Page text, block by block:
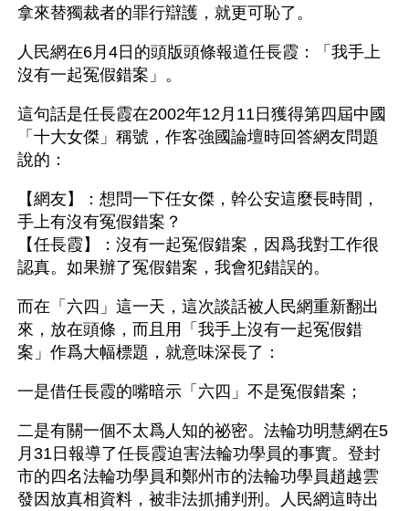
拿來替獨裁者的罪行辯護，就更可恥了。
人民網在6月4日的頭版頭條報道任長霞：「我手上
沒有一起冤假錯案」。
這句話是任長霞在2002年12月11日獲得第四屆中國
「十大女傑」稱號，作客強國論壇時回答網友問題
說的：
【網友】：想問一下任女傑，幹公安這麼長時間，
手上有沒有冤假錯案？
【任長霞】：沒有一起冤假錯案，因爲我對工作很
認真。如果辦了冤假錯案，我會犯錯誤的。
而在「六四」這一天，這次談話被人民網重新翻出
來，放在頭條，而且用「我手上沒有一起冤假錯
案」作爲大幅標題，就意味深長了：
一是借任長霞的嘴暗示「六四」不是冤假錯案；
二是有關一個不太爲人知的祕密。法輪功明慧網在5
月31日報導了任長霞迫害法輪功學員的事實。登封
市的四名法輪功學員和鄭州市的法輪功學員趙越雲
發因放真相資料，被非法抓捕判刑。人民網這時出